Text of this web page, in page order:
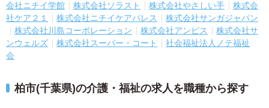
会社ニチイ学館
株式会社ソラスト 株式会社やさしい手
株式会
社ケア２１
株式会社ニチイケアパレス
株式会社サンガジャパン
株式会社川島コーポレーション
株式会社アンビス
株式会社サ
ンウェルズ
株式会社スーパー・コート
社会福祉法人ノテ福祉
会
柏市(千葉県)の介護・福祉の求人を職種から探す